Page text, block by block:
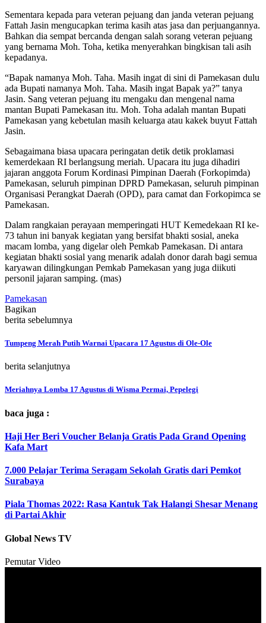
Sementara kepada para veteran pejuang dan janda veteran pejuang
Fattah Jasin mengucapkan terima kasih atas jasa dan perjuangannya.
Bahkan dia sempat bercanda dengan salah sorang veteran pejuang
yang bernama Moh. Toha, ketika menyerahkan bingkisan tali asih
kepadanya.
“Bapak namanya Moh. Taha. Masih ingat di sini di Pamekasan dulu
ada Bupati namanya Moh. Taha. Masih ingat Bapak ya?” tanya
Jasin. Sang veteran pejuang itu mengaku dan mengenal nama
mantan Bupati Pamekasan itu. Moh. Toha adalah mantan Bupati
Pamekasan yang kebetulan masih keluarga atau kakek buyut Fattah
Jasin.
Sebagaimana biasa upacara peringatan detik detik proklamasi
kemerdekaan RI berlangsung meriah. Upacara itu juga dihadiri
jajaran anggota Forum Kordinasi Pimpinan Daerah (Forkopimda)
Pamekasan, seluruh pimpinan DPRD Pamekasan, seluruh pimpinan
Organisasi Perangkat Daerah (OPD), para camat dan Forkopimca se
Pamekasan.
Dalam rangkaian perayaan memperingati HUT Kemedekaan RI ke-
73 tahun ini banyak kegiatan yang bersifat bhakti sosial, aneka
macam lomba, yang digelar oleh Pemkab Pamekasan. Di antara
kegiatan bhakti sosial yang menarik adalah donor darah bagi semua
karyawan dilingkungan Pemkab Pamekasan yang juga diikuti
personil jajaran samping. (mas)
Pamekasan
Bagikan
berita sebelumnya
Tumpeng Merah Putih Warnai Upacara 17 Agustus di Ole-Ole
berita selanjutnya
Meriahnya Lomba 17 Agustus di Wisma Permai, Pepelegi
baca juga :
Haji Her Beri Voucher Belanja Gratis Pada Grand Opening
Kafa Mart
7.000 Pelajar Terima Seragam Sekolah Gratis dari Pemkot
Surabaya
Piala Thomas 2022: Rasa Kantuk Tak Halangi Shesar Menang
di Partai Akhir
Global News TV
Pemutar Video